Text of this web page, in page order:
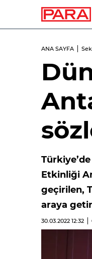
ANA SAYFA
Etkinliği
geçirilen,
araya
30.03.2022 12:32